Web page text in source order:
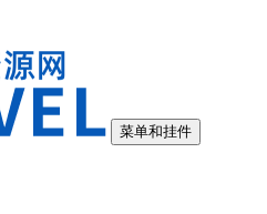
菜单和挂件